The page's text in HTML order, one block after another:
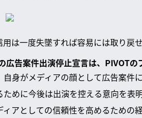
用は一度失墜すれば容易には取り戻
広告案件出演停止宣言は、PIVOT
自身がメディアの顔として広告案件
めに今後は出演を控える意向を表明
ィアとしての信頼性を高めるための